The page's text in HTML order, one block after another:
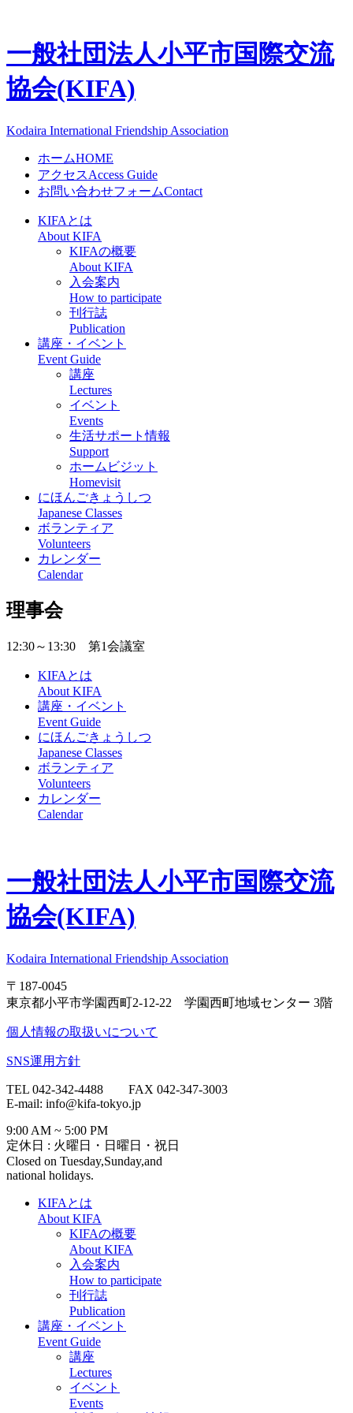
一般社団法人小平市国際交流
協会(KIFA)
Kodaira International Friendship Association
ホームHOME
アクセスAccess Guide
お問い合わせフォームContact
KIFAとは
About KIFA
KIFAの概要
About KIFA
入会案内
How to participate
刊行誌
Publication
講座・イベント
Event Guide
講座
Lectures
イベント
Events
生活サポート情報
Support
ホームビジット
Homevisit
にほんごきょうしつ
Japanese Classes
ボランティア
Volunteers
カレンダー
Calendar
理事会
12:30～13:30 第1会議室
KIFAとは
About KIFA
講座・イベント
Event Guide
にほんごきょうしつ
Japanese Classes
ボランティア
Volunteers
カレンダー
Calendar
一般社団法人小平市国際交流
協会(KIFA)
Kodaira International Friendship Association
〒187-0045
東京都小平市学園西町2-12-22 学園西町地域センター 3階
個人情報の取扱いについて
SNS運用方針
TEL 042-342-4488 FAX 042-347-3003
E-mail: info@kifa-tokyo.jp
9:00 AM ~ 5:00 PM
定休日 : 火曜日・日曜日・祝日
Closed on Tuesday,Sunday,and
national holidays.
KIFAとは
About KIFA
KIFAの概要
About KIFA
入会案内
How to participate
刊行誌
Publication
講座・イベント
Event Guide
講座
Lectures
イベント
Events